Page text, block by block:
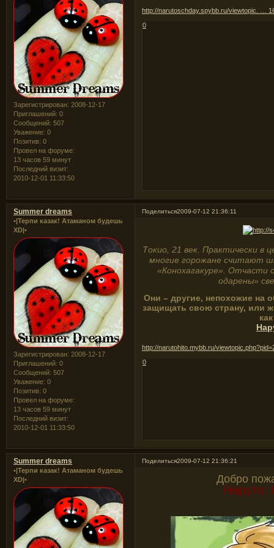
Зарегистрирован: 2008-12-17
Приглашений: 0
Сообщений: 507
Уважение: 0
Позитив: 0
Провел на форуме:
13 часов 59 минут
Последний визит:
2010-12-01 11:33:50
http://narutoschday.spybb.ru/viewtopic. …
0
Поделиться2009-07-12 21:36:11
Summer dreams
•|Терпи казак! Атаманом будешь
XD|•
Зарегистрирован: 2008-12-17
Приглашений: 0
Сообщений: 507
Уважение: 0
Позитив: 0
Провел на форуме:
13 часов 59 минут
Последний визит:
2010-12-01 11:33:50
Токио, 21 век. Практически в
многие горожане считают
«Конохагакуре». Отчасти
одарены»
Они – другие, непохожие на
защищать свою страну, или
http://narutohito.mybb.ru/
0
Поделиться2009-07-12 21:36:21
Summer dreams
•|Терпи казак! Атаманом будешь
XD|•
Добро
Наруто: